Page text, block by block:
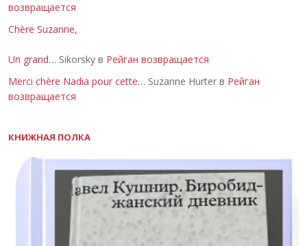
возвращается
Chère Suzanne,
Un grand… Sikorsky в Рейган возвращается
Merci chère Nadia pour cette… Suzanne Hurter в Рейган
возвращается
КНИЖНАЯ ПОЛКА